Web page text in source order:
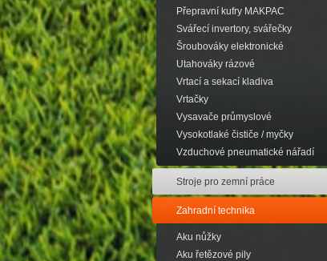
Přepravní kufry MAKPAC
Svářecí invertory, svářečky
Šroubováky elektronické
Utahováky rázové
Vrtací a sekací kladiva
Vrtačky
Vysavače průmyslové
Vysokotlaké čističe / myčky
Vzduchové pneumatické nářadí
Stroje pro zemní práce
Zahradní technika
Aku nůžky
Aku řetězové pily